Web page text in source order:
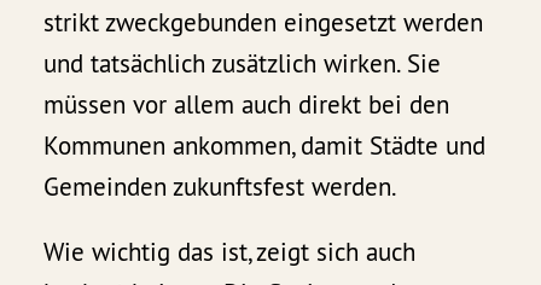
strikt zweckgebunden eingesetzt werden
und tatsächlich zusätzlich wirken. Sie
müssen vor allem auch direkt bei den
Kommunen ankommen, damit Städte und
Gemeinden zukunftsfest werden.
Wie wichtig das ist, zeigt sich auch